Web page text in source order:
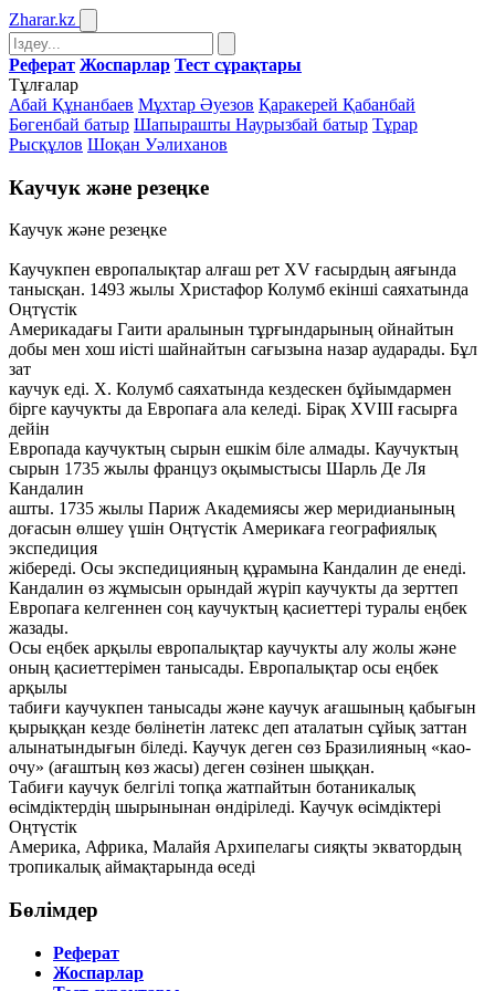
Zharar.kz
Реферат Жоспарлар Тест сұрақтары
Тұлғалар
Абай Құнанбаев Мұхтар Әуезов Қаракерей Қабанбай
Бөгенбай батыр Шапырашты Наурызбай батыр Тұрар
Рысқұлов Шоқан Уәлиханов
Каучук және резеңке
Каучук және резеңке
Каучукпен европалықтар алғаш рет XV ғасырдың аяғында
танысқан. 1493 жылы Христафор Колумб екінші саяхатында
Оңтүстік
Америкадағы Гаити аралынын тұрғындарының ойнайтын
добы мен хош иісті шайнайтын сағызына назар аударады. Бұл
зат
каучук еді. X. Колумб саяхатында кездескен бұйымдармен
бірге каучукты да Европаға ала келеді. Бірақ XVIII ғасырға
дейін
Европада каучуктың сырын ешкім біле алмады. Каучуктың
сырын 1735 жылы француз оқымыстысы Шарль Де Ля
Кандалин
ашты. 1735 жылы Париж Академиясы жер меридианының
доғасын өлшеу үшін Оңтүстік Америкаға географиялық
экспедиция
жібереді. Осы экспедицияның құрамына Кандалин де енеді.
Кандалин өз жұмысын орындай жүріп каучукты да зерттеп
Европаға келгеннен соң каучуктың қасиеттері туралы еңбек
жазады.
Осы еңбек арқылы европалықтар каучукты алу жолы және
оның қасиеттерімен танысады. Европалықтар осы еңбек
арқылы
табиғи каучукпен танысады және каучук ағашының қабығын
қырыққан кезде бөлінетін латекс деп аталатын сұйық заттан
алынатындығын біледі. Каучук деген сөз Бразилияның «као-
очу» (ағаштың көз жасы) деген сөзінен шыққан.
Табиғи каучук белгілі топқа жатпайтын ботаникалық
өсімдіктердің шырынынан өндіріледі. Каучук өсімдіктері
Оңтүстік
Америка, Африка, Малайя Архипелагы сияқты экватордың
тропикалық аймақтарында өседі
Бөлімдер
Реферат
Жоспарлар